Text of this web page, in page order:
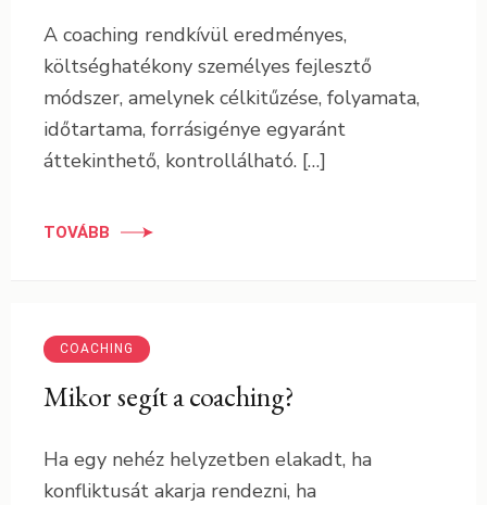
A coaching rendkívül eredményes,
költséghatékony személyes fejlesztő
módszer, amelynek célkitűzése, folyamata,
időtartama, forrásigénye egyaránt
áttekinthető, kontrollálható. […]
TOVÁBB
COACHING
Mikor segít a coaching?
Ha egy nehéz helyzetben elakadt, ha
konfliktusát akarja rendezni, ha